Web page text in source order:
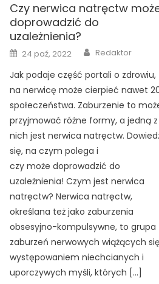
Czy nerwica natręctw
doprowadzić do
uzależnienia?
Posted
on
24 paź, 2022 Author
Redaktor
Jak podaje część portali o zdrowiu,
na nerwicę może cierpieć nawet
społeczeństwa. Zaburzenie to
przyjmować różne formy, a jedną z
nich jest nerwica natręctw.
się, na czym polega i
czy może doprowadzić do
uzależnienia! Czym jest nerwica
natręctw? Nerwica natręctw,
określana też jako zaburzenia
obsesyjno-kompulsywne, to grupa
zaburzeń nerwowych wiążących
występowaniem niechcianych i
uporczywych myśli, których […]